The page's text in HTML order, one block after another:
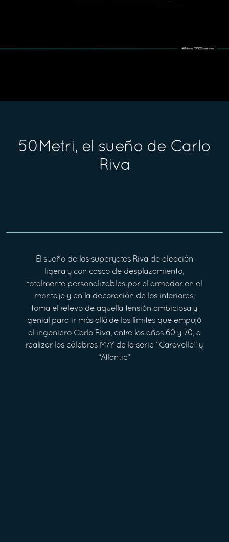
50Metri, el sueño de Carlo
Riva
El sueño de los superyates Riva de aleación
ligera y con casco de desplazamiento,
totalmente personalizables por el armador en el
montaje y en la decoración de los interiores,
toma el relevo de aquella tensión ambiciosa y
genial para ir más allá de los límites que empujó
al ingeniero Carlo Riva, entre los años 60 y 70, a
realizar los célebres M/Y de la serie “Caravelle” y
“Atlantic”